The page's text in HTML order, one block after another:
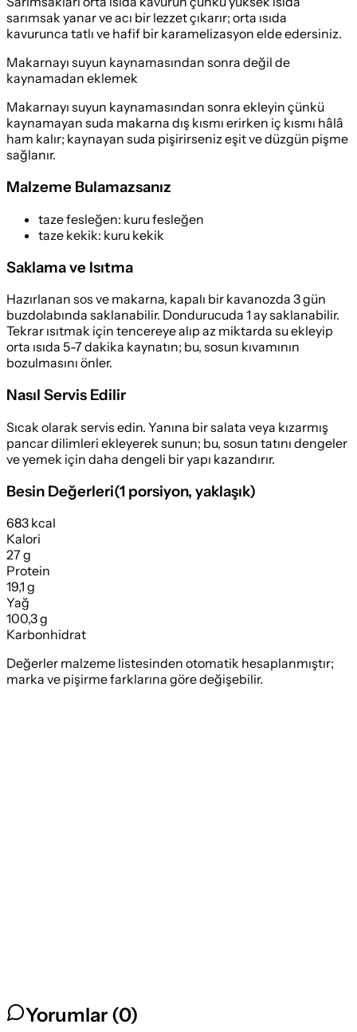
sarımsak yanar ve acı bir lezzet çıkarır; orta ısıda
kavurunca tatlı ve hafif bir karamelizasyon elde edersiniz.
Makarnayı suyun kaynamasından sonra değil de
kaynamadan eklemek
Makarnayı suyun kaynamasından sonra ekleyin çünkü
kaynamayan suda makarna dış kısmı erirken iç kısmı hâlâ
ham kalır; kaynayan suda pişirirseniz eşit ve düzgün pişme
sağlanır.
Malzeme Bulamazsanız
taze fesleğen: kuru fesleğen
taze kekik: kuru kekik
Saklama ve Isıtma
Hazırlanan sos ve makarna, kapalı bir kavanozda 3 gün
buzdolabında saklanabilir. Dondurucuda 1 ay saklanabilir.
Tekrar ısıtmak için tencereye alıp az miktarda su ekleyip
orta ısıda 5-7 dakika kaynatın; bu, sosun kıvamının
bozulmasını önler.
Nasıl Servis Edilir
Sıcak olarak servis edin. Yanına bir salata veya kızarmış
pancar dilimleri ekleyerek sunun; bu, sosun tatını dengeler
ve yemek için daha dengeli bir yapı kazandırır.
Besin Değerleri(1 porsiyon, yaklaşık)
683 kcal
Kalori
27 g
Protein
19,1 g
Yağ
100,3 g
Karbonhidrat
Değerler malzeme listesinden otomatik hesaplanmıştır;
marka ve pişirme farklarına göre değişebilir.
Yorumlar (0)